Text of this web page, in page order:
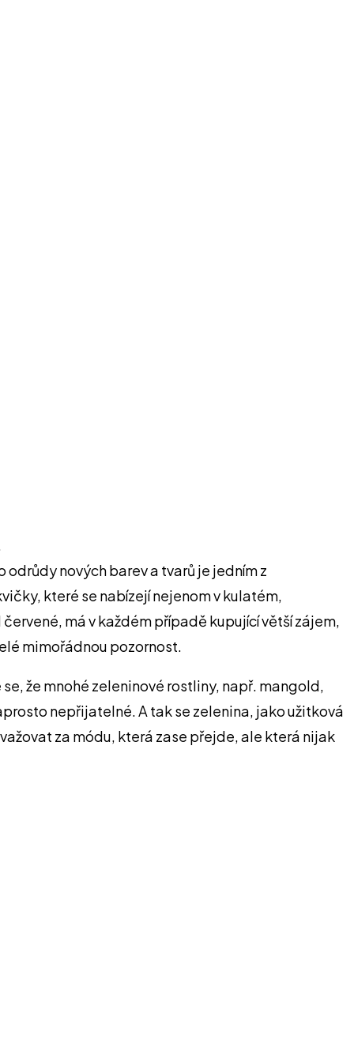
nových barev a tvarů je jedním z
které se nabízejí nejenom v kulatém,
má v každém případě kupující větší zájem,
mimořádnou pozornost.
že mnohé zeleninové rostliny, např. mangold,
nepřijatelné. A tak se zelenina, jako užitková
za módu, která zase přejde, ale která nijak